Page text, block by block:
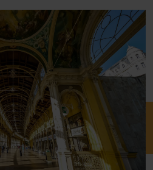
Schmid 2026, Powered by